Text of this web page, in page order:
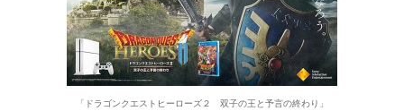
「ドラゴンクエストヒーローズ２ 双子の王と予言の終わり」